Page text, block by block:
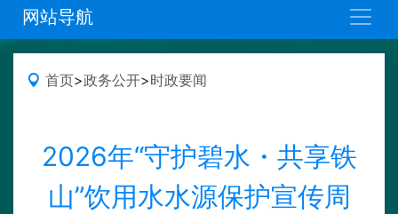
网站导航
首页>政务公开>时政要闻
2026年“守护碧水・共享铁
山”饮用水水源保护宣传周